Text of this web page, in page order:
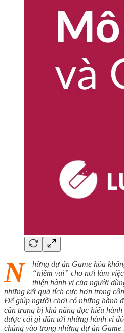
N
hững dự án Game hóa
“niềm vui” cho nơi làm
thiện hành vi của người
những kết quả tích cực hơn trong
Để giúp người chơi có những hành
cần trang bị khả năng đọc hiểu
được cái gì dẫn tới những hành vi
chúng vào trong những dự án Game